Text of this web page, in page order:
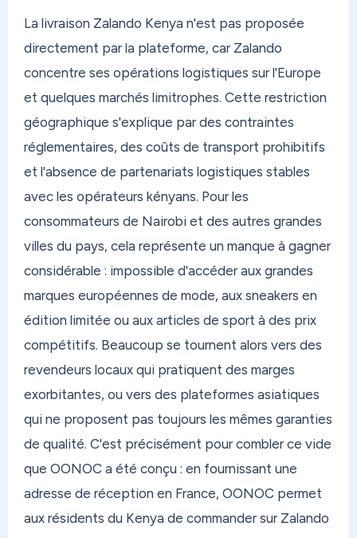
OONOC, c'est votre adresse personnelle en
France métropolitaine. En 30 secondes, vous êtes
boutique au monde — Amazon, Zara, Temu, peu
importe. On reçoit tout dans notre entrepôt, on
regroupe vos achats, et on vous les envoie
directement où que vous soyez. Aux Antilles, en
Polynésie, au Canada, au Maroc, partout. Dès
12,40€ (frais de port, hors frais de traitement),
avec des options express et économiques selon
Et si vous avez des colis qui s'accumulent chez un
proche — famille, ami — qui n'a ni le temps ni
l'envie de faire la queue en bureau de poste ?
dépose simplement dans un Mondial Relay, sans
avancer un centime. Et si vous résidez dans les
DOM, vous recevez votre colis sans taxe. Simple,
rapide, sans déranger personne.
selon vos besoins. Besoin d'une réexpédition
prioritaire avec indemnisation en cas de casse ou
de perte ? Activez Secure Plus. Prévisualisez vos
La livraison Zalando Kenya n'est pas proposée
directement par la plateforme, car Zalando
concentre ses opérations logistiques sur l'Europe
et quelques marchés limitrophes. Cette restriction
géographique s'explique par des contraintes
réglementaires, des coûts de transport prohibitifs
et l'absence de partenariats logistiques stables
avec les opérateurs kényans. Pour les
consommateurs de Nairobi et des autres grandes
villes du pays, cela représente un manque à gagner
considérable : impossible d'accéder aux grandes
marques européennes de mode, aux sneakers en
édition limitée ou aux articles de sport à des prix
compétitifs. Beaucoup se tournent alors vers des
revendeurs locaux qui pratiquent des marges
exorbitantes, ou vers des plateformes asiatiques
qui ne proposent pas toujours les mêmes garanties
de qualité. C'est précisément pour combler ce vide
que OONOC a été conçu : en fournissant une
adresse de réception en France, OONOC permet
aux résidents du Kenya de commander sur Zalando